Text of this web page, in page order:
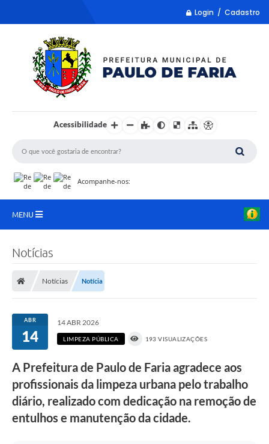
Login / Cadastro
Acessibilidade
Acompanhe-nos:
MENU
DOAÇÃO SOLIDARIA - FMDCA / FMDI
Turismo
Horário de Atendimento dos Profissionais da Saúde
Consulta de Protocolo
Notícias
Notícias Notícia
ABR
14
14 ABR 2026
LIMPEZA PÚBLICA 193 VISUALIZAÇÕES
A Prefeitura de Paulo de Faria agradece aos
profissionais da limpeza urbana pelo trabalho
diário, realizado com dedicação na remoção de
entulhos e manutenção da cidade.